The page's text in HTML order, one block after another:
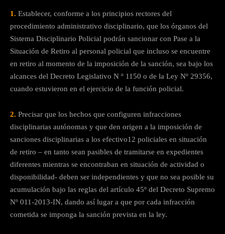
1. Establecer, conforme a los principios rectores del
procedimiento administrativo disciplinario, que los órganos del
Sistema Disciplinario Policial podrán sancionar con Pase a la
Situación de Retiro al personal policial que incluso se encuentre
en retiro al momento de la imposición de la sanción, sea bajo los
alcances del Decreto Legislativo N º 1150 o de la Ley Nº 29356,
cuando estuvieron en el ejercicio de la función policial.
2. Precisar que los hechos que configuren infracciones
disciplinarias autónomas y que den origen a la imposición de
sanciones disciplinarias a los efectivo12 policiales en situación
de retiro – en tanto sean pasibles de tramitarse en expedientes
diferentes mientras se encontraban en situación de actividad o
disponibilidad- deben ser independientes y que no sea posible su
acumulación bajo las reglas del artículo 45º del Decreto Supremo
Nº 011-2013-IN, dando así lugar a que por cada infracción
cometida se imponga la sanción prevista en la ley.